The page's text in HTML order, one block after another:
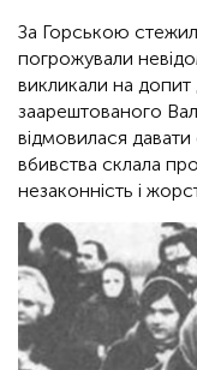
За Горською
погрожували
викликали на допит
заарештованого
відмовилася давати
вбивства склала
незаконність і